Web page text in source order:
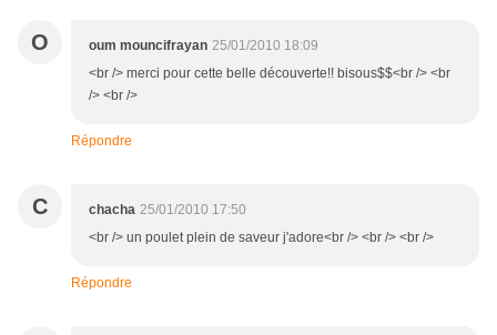
O oum mouncifrayan 25/01/2010 18:09
<br /> merci pour cette belle découverte!! bisous$$<br /> <br
/> <br />
Répondre
C chacha 25/01/2010 17:50
<br /> un poulet plein de saveur j'adore<br /> <br /> <br />
Répondre